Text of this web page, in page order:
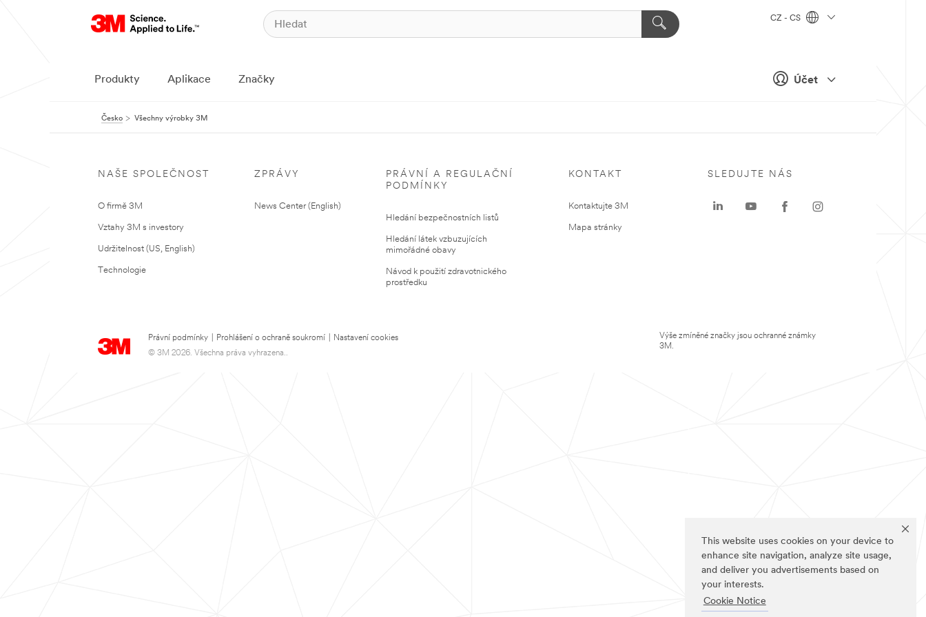
This website uses cookies on your device to
enhance site navigation, analyze site usage,
and deliver you advertisements based on
your interests.
Cookie Notice
Účet
CZ - CS
Produkty Aplikace Značky
Česko Všechny výrobky 3M
NAŠE SPOLEČNOST
O firmě 3M
Vztahy 3M s investory
Udržitelnost (US, English)
Technologie
ZPRÁVY
News Center (English)
PRÁVNÍ A REGULAČNÍ
PODMÍNKY
Hledání bezpečnostních listů
Hledání látek vzbuzujících
mimořádné obavy
Návod k použití zdravotnického
prostředku
KONTAKT
Kontaktujte 3M
Mapa stránky
Právní podmínky Prohlášení o ochraně soukromí
Nastavení cookies
© 3M 2026. Všechna práva vyhrazena..
SLEDUJTE NÁS
Výše zmíněné značky jsou ochranné známky
3M.